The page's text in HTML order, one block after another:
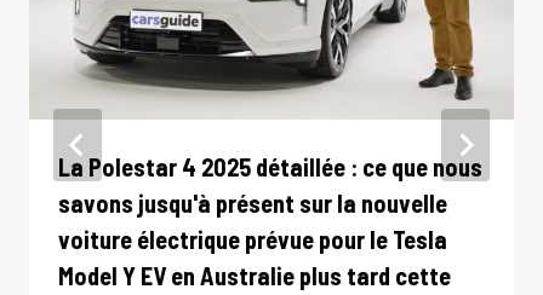
La Polestar 4 2025 détaillée : ce que nous
savons jusqu'à présent sur la nouvelle
voiture électrique prévue pour le Tesla
Model Y EV en Australie plus tard cette